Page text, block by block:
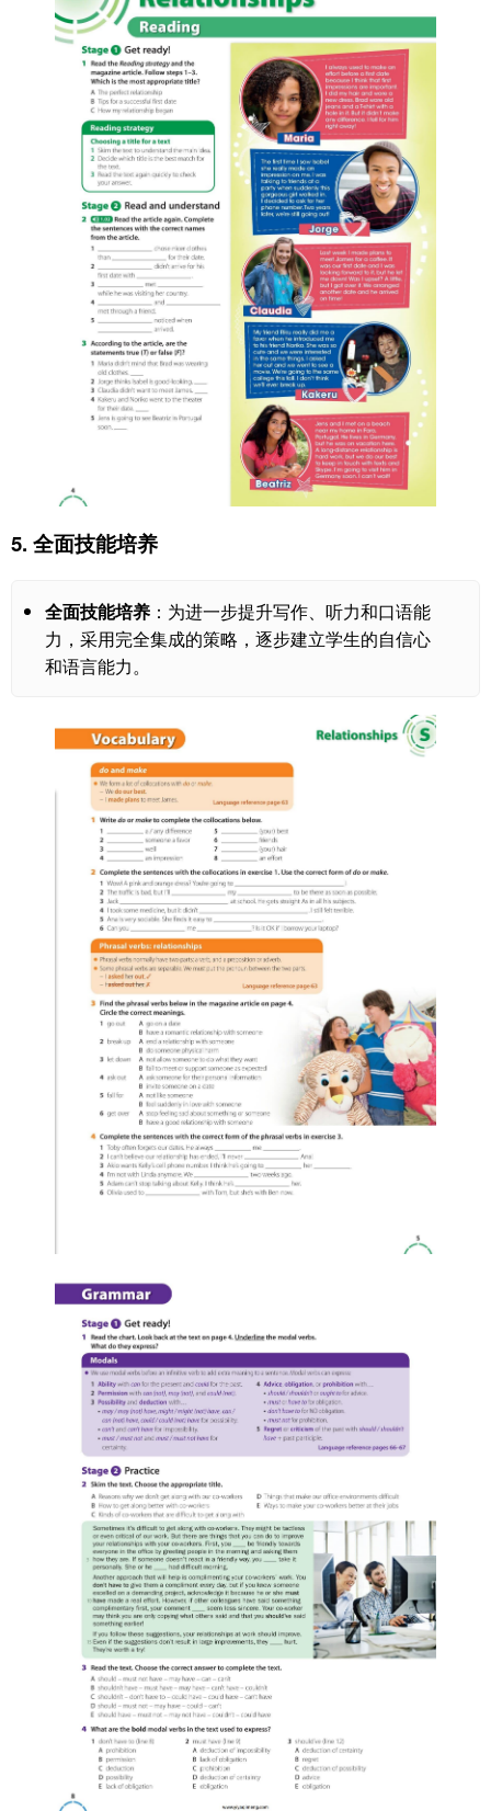
5. 全面技能培养
全面技能培养 ：为进一步提升写作、听力和口语能
力，采用完全集成的策略，逐步建立学生的自信心
和语言能力。